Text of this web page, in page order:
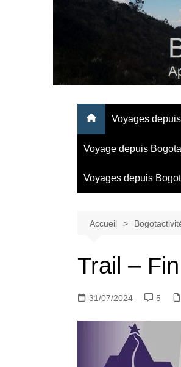
Regards personnels sur la vie
Voyages
Voyage depuis
Voyages depuis
Accueil
Trail –
31/07/2024 5